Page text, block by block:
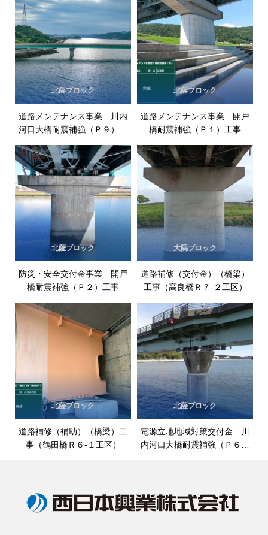
北薩ブロック
道路メンテナンス事業 川内
河口大橋耐震補強（Ｐ９）工
北薩ブロック
道路メンテナンス事業 開戸
橋耐震補強（Ｐ１）工事
北薩ブロック
防災・安全交付金事業 開戸
橋耐震補強（Ｐ２）工事
大隅ブロック
道路補修（交付金）（橋梁）
工事（高良橋Ｒ７‐２工区）
北薩ブロック
道路補修（補助）（橋梁）工
事（鶴田橋Ｒ６‐１工区）
北薩ブロック
電源立地地域対策交付金 川
内河口大橋耐震補強（Ｐ６支